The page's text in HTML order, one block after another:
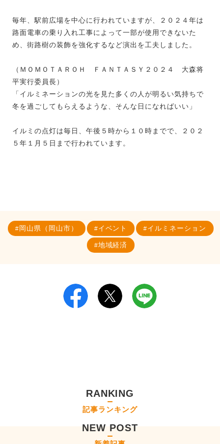
毎年、駅前広場を中心に行われていますが、２０２４年は
路面電車の乗り入れ工事によって一部が使用できないた
め、街路樹の装飾を強化するなど演出を工夫しました。
（ＭＯＭＯＴＡＲＯＨ ＦＡＮＴＡＳＹ２０２４ 大森将
平実行委員長）
「イルミネーションの光を見た多くの人が明るい気持ちで
冬を過ごしてもらえるような、そんな日になればいい」
イルミの点灯は毎日、午後５時から１０時までで、２０２
５年１月５日まで行われています。
岡山県（岡山市） イベント イルミネーション
地域経済
RANKING
記事ランキング
NEW POST